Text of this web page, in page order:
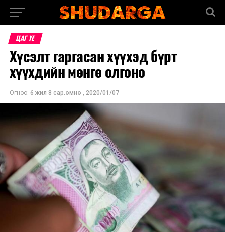
ЦАГ ҮЕ
Хүсэлт гаргасан хүүхэд бүрт
хүүхдийн мөнгө олгоно
Огноо: 6 жил 8 сар.өмнө , 2020/01/07